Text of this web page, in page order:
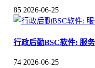
85 2026-06-25
行政后勤BSC软件: 服
74 2026-06-25